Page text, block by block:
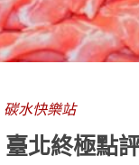
碳水快樂站
北終極點